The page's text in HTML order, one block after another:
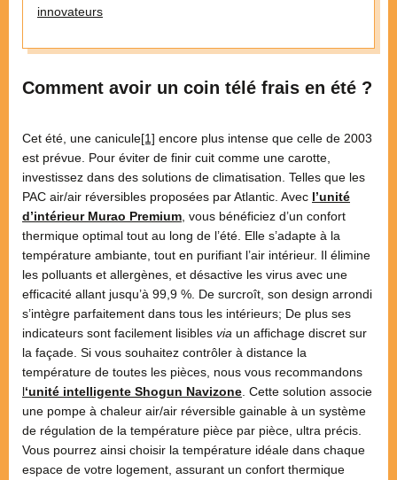
innovateurs
Comment avoir un coin télé frais en été ?
Cet été, une canicule[1] encore plus intense que celle de 2003
est prévue. Pour éviter de finir cuit comme une carotte,
investissez dans des solutions de climatisation. Telles que les
PAC air/air réversibles proposées par Atlantic. Avec l’unité
d’intérieur Murao Premium , vous bénéficiez d’un confort
thermique optimal tout au long de l’été. Elle s’adapte à la
température ambiante, tout en purifiant l’air intérieur. Il élimine
les polluants et allergènes, et désactive les virus avec une
efficacité allant jusqu’à 99,9 %. De surcroît, son design arrondi
s’intègre parfaitement dans tous les intérieurs; De plus ses
indicateurs sont facilement lisibles via un affichage discret sur
la façade. Si vous souhaitez contrôler à distance la
température de toutes les pièces, nous vous recommandons
l‘unité intelligente Shogun Navizone . Cette solution associe
une pompe à chaleur air/air réversible gainable à un système
de régulation de la température pièce par pièce, ultra précis.
Vous pourrez ainsi choisir la température idéale dans chaque
espace de votre logement, assurant un confort thermique